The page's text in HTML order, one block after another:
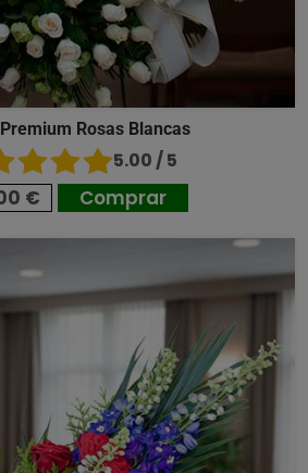
Rosas Blancas
5.00 / 5
€ Comprar